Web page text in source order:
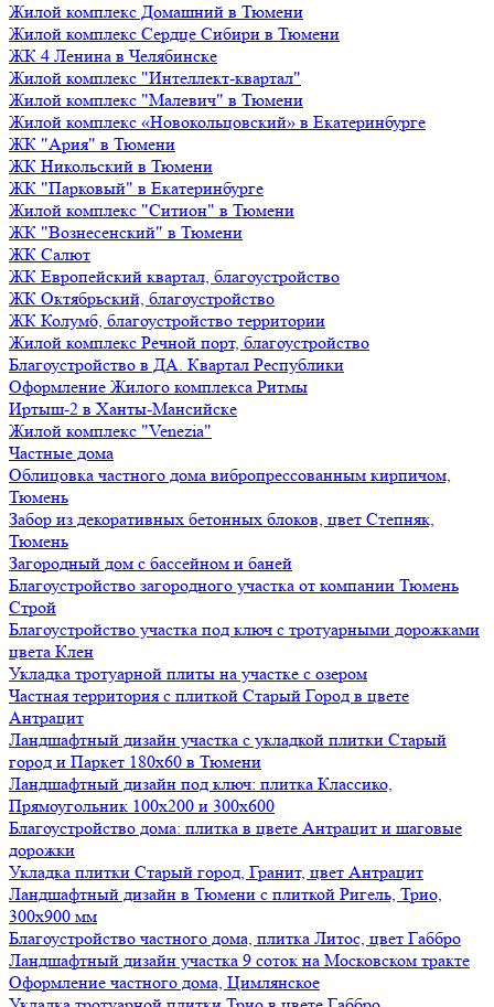
Жилой комплекс Домашний в Тюмени
Жилой комплекс Сердце Сибири в Тюмени
ЖК 4 Ленина в Челябинске
Жилой комплекс "Интеллект-квартал"
Жилой комплекс "Малевич" в Тюмени
Жилой комплекс «Новокольцовский» в Екатеринбурге
ЖК "Ария" в Тюмени
ЖК Никольский в Тюмени
ЖК "Парковый" в Екатеринбурге
Жилой комплекс "Ситион" в Тюмени
ЖК "Вознесенский" в Тюмени
ЖК Салют
ЖК Европейский квартал, благоустройство
ЖК Октябрьский, благоустройство
ЖК Колумб, благоустройство территории
Жилой комплекс Речной порт, благоустройство
Благоустройство в ДА. Квартал Республики
Оформление Жилого комплекса Ритмы
Иртыш-2 в Ханты-Мансийске
Жилой комплекс "Venezia"
Частные дома
Облицовка частного дома вибропрессованным кирпичом,
Тюмень
Забор из декоративных бетонных блоков, цвет Степняк,
Тюмень
Загородный дом с бассейном и баней
Благоустройство загородного участка от компании Тюмень
Строй
Благоустройство участка под ключ с тротуарными дорожками
цвета Клен
Укладка тротуарной плиты на участке с озером
Частная территория с плиткой Старый Город в цвете
Антрацит
Ландшафтный дизайн участка с укладкой плитки Старый
город и Паркет 180х60 в Тюмени
Ландшафтный дизайн под ключ: плитка Классико,
Прямоугольник 100х200 и 300х600
Благоустройство дома: плитка в цвете Антрацит и шаговые
дорожки
Укладка плитки Старый город, Гранит, цвет Антрацит
Ландшафтный дизайн в Тюмени с плиткой Ригель, Трио,
300х900 мм
Благоустройство частного дома, плитка Литос, цвет Габбро
Ландшафтный дизайн участка 9 соток на Московском тракте
Оформление частного дома, Цимлянское